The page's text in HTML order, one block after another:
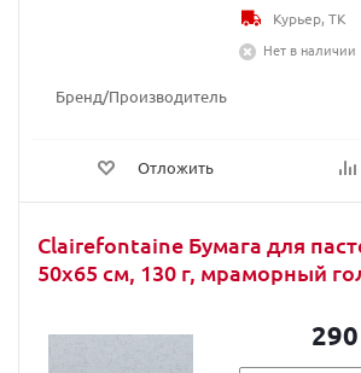
Бренд/Производитель
Отложить
Курьер, ТК
Нет в наличии
Clairefontaine Бумага для
50х65 см, 130 г, мраморный